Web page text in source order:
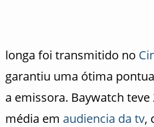
longa foi transmitido no
garantiu uma ótima
a emissora. Baywatch
média em audiencia da tv,